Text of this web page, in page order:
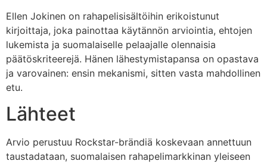
Ellen Jokinen on rahapelisisältöihin erikoistunut
kirjoittaja, joka painottaa käytännön arviointia, ehtojen
lukemista ja suomalaiselle pelaajalle olennaisia
päätöskriteerejä. Hänen lähestymistapansa on opastava
ja varovainen: ensin mekanismi, sitten vasta mahdollinen
etu.
Lähteet
Arvio perustuu Rockstar-brändiä koskevaan annettuun
taustadataan, suomalaisen rahapelimarkkinan yleiseen